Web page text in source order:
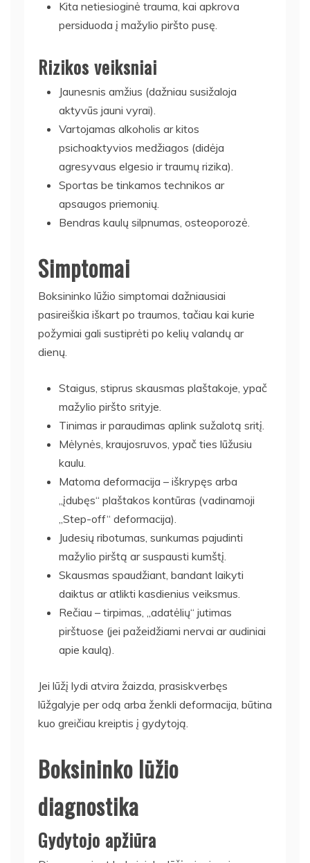
Kita netiesioginė trauma, kai apkrova
persiduoda į mažylio piršto pusę.
Rizikos veiksniai
Jaunesnis amžius (dažniau susižaloja
aktyvūs jauni vyrai).
Vartojamas alkoholis ar kitos
psichoaktyvios medžiagos (didėja
agresyvaus elgesio ir traumų rizika).
Sportas be tinkamos technikos ar
apsaugos priemonių.
Bendras kaulų silpnumas, osteoporozė.
Simptomai
Boksininko lūžio simptomai dažniausiai
pasireiškia iškart po traumos, tačiau kai kurie
požymiai gali sustiprėti po kelių valandų ar
dienų.
Staigus, stiprus skausmas plaštakoje, ypač
mažylio piršto srityje.
Tinimas ir paraudimas aplink sužalotą sritį.
Mėlynės, kraujosruvos, ypač ties lūžusiu
kaulu.
Matoma deformacija – iškrypęs arba
„įdubęs“ plaštakos kontūras (vadinamoji
„Step-off“ deformacija).
Judesių ribotumas, sunkumas pajudinti
mažylio pirštą ar suspausti kumštį.
Skausmas spaudžiant, bandant laikyti
daiktus ar atlikti kasdienius veiksmus.
Rečiau – tirpimas, „adatėlių“ jutimas
pirštuose (jei pažeidžiami nervai ar audiniai
apie kaulą).
Jei lūžį lydi atvira žaizda, prasiskverbęs
lūžgalyje per odą arba ženkli deformacija, būtina
kuo greičiau kreiptis į gydytoją.
Boksininko lūžio
diagnostika
Gydytojo apžiūra